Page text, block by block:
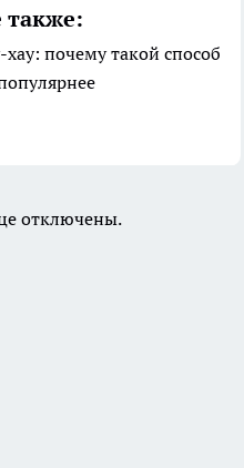
также:
почему такой способ
отключены.